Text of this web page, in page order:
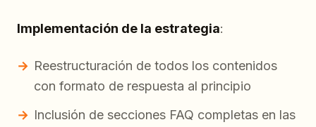
Implementación de la estrategia:
Reestructuración de todos los contenidos
con formato de respuesta al principio
Inclusión de secciones FAQ completas en las